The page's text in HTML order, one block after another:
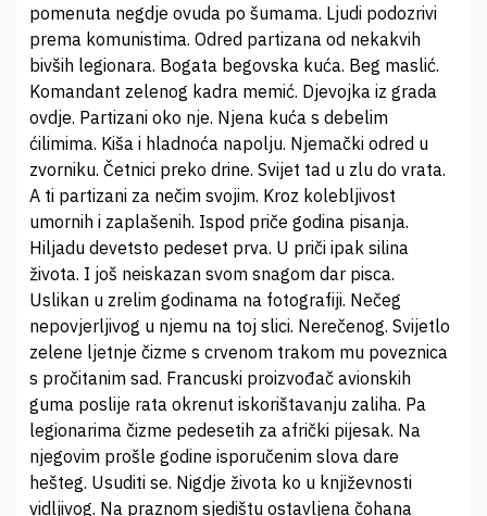
pomenuta negdje ovuda po šumama. Ljudi podozrivi
prema komunistima. Odred partizana od nekakvih
bivših legionara. Bogata begovska kuća. Beg maslić.
Komandant zelenog kadra memić. Djevojka iz grada
ovdje. Partizani oko nje. Njena kuća s debelim
ćilimima. Kiša i hladnoća napolju. Njemački odred u
zvorniku. Četnici preko drine. Svijet tad u zlu do vrata.
A ti partizani za nečim svojim. Kroz kolebljivost
umornih i zaplašenih. Ispod priče godina pisanja.
Hiljadu devetsto pedeset prva. U priči ipak silina
života. I još neiskazan svom snagom dar pisca.
Uslikan u zrelim godinama na fotografiji. Nečeg
nepovjerljivog u njemu na toj slici. Nerečenog. Svijetlo
zelene ljetnje čizme s crvenom trakom mu poveznica
s pročitanim sad. Francuski proizvođač avionskih
guma poslije rata okrenut iskorištavanju zaliha. Pa
legionarima čizme pedesetih za afrički pijesak. Na
njegovim prošle godine isporučenim slova dare
hešteg. Usuditi se. Nigdje života ko u književnosti
vidljivog. Na praznom sjedištu ostavljena čohana